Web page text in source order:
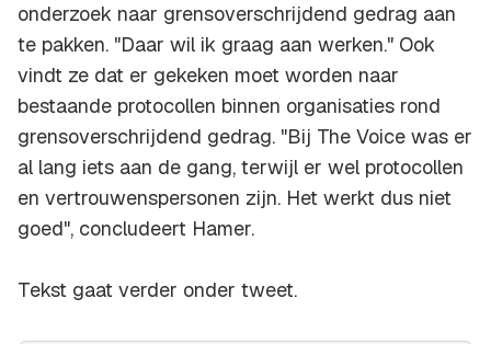
onderzoek naar grensoverschrijdend gedrag aan
te pakken. "Daar wil ik graag aan werken." Ook
vindt ze dat er gekeken moet worden naar
bestaande protocollen binnen organisaties rond
grensoverschrijdend gedrag. "Bij The Voice was er
al lang iets aan de gang, terwijl er wel protocollen
en vertrouwenspersonen zijn. Het werkt dus niet
goed", concludeert Hamer.
Tekst gaat verder onder tweet.